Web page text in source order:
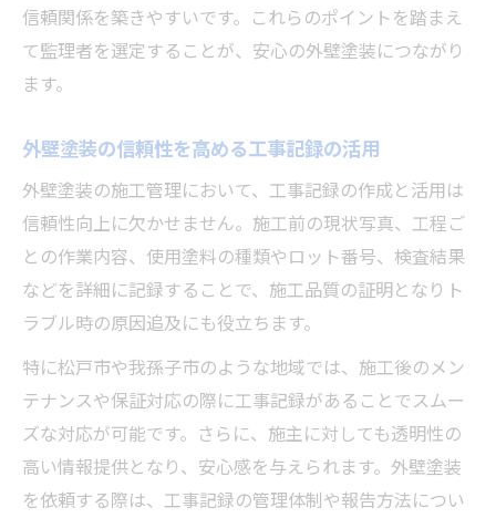
信頼関係を築きやすいです。これらのポイントを踏まえ
て監理者を選定することが、安心の外壁塗装につながり
ます。
外壁塗装の信頼性を高める工事記録の活用
外壁塗装の施工管理において、工事記録の作成と活用は
信頼性向上に欠かせません。施工前の現状写真、工程ご
との作業内容、使用塗料の種類やロット番号、検査結果
などを詳細に記録することで、施工品質の証明となりト
ラブル時の原因追及にも役立ちます。
特に松戸市や我孫子市のような地域では、施工後のメン
テナンスや保証対応の際に工事記録があることでスムー
ズな対応が可能です。さらに、施主に対しても透明性の
高い情報提供となり、安心感を与えられます。外壁塗装
を依頼する際は、工事記録の管理体制や報告方法につい